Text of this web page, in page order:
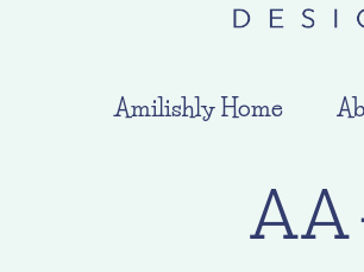
Amilishly Home